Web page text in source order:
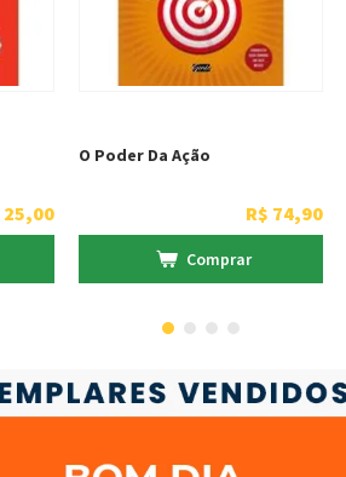
25,00
O Poder Da Ação
R$ 74,90
Comprar